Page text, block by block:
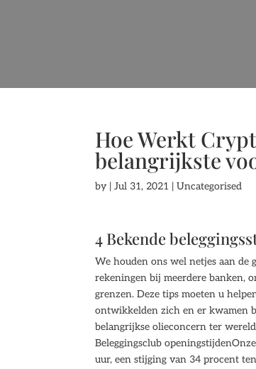
Hoe Werkt
belangrijkste
by |Jul 31, 2021 | Uncategorised
4 Bekende
We houden ons wel netjes aan
rekeningen bij meerdere banken,
grenzen. Deze tips moeten u
ontwikkelden zich en er kwamen
belangrijkse olieconcern ter
Beleggingsclub
uur, een stijging van 34 procent